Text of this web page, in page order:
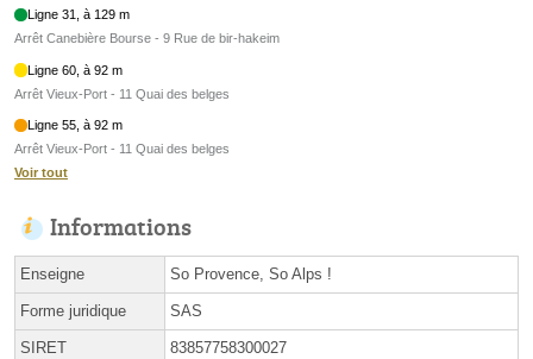
Ligne 31, à 129 m
Arrêt Canebière Bourse - 9 Rue de bir-hakeim
Ligne 60, à 92 m
Arrêt Vieux-Port - 11 Quai des belges
Ligne 55, à 92 m
Arrêt Vieux-Port - 11 Quai des belges
Voir tout
Informations
Enseigne So Provence, So Alps !
Forme juridique SAS
SIRET 83857758300027